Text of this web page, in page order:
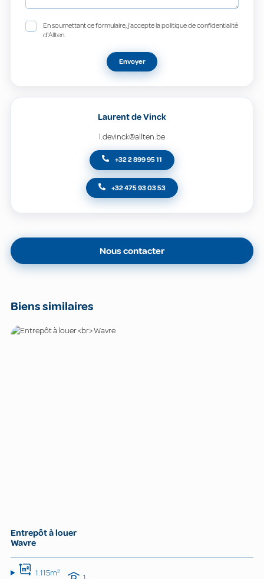
En soumettant ce formulaire, j'accepte la politique de confidentialité
d'Allten.
Envoyer
Laurent de Vinck
l.devinck@allten.be
+32 2 899 95 11
+32 475 93 03 53
Nous contacter
Biens similaires
Entrepôt à louer
Wavre
1.115m²